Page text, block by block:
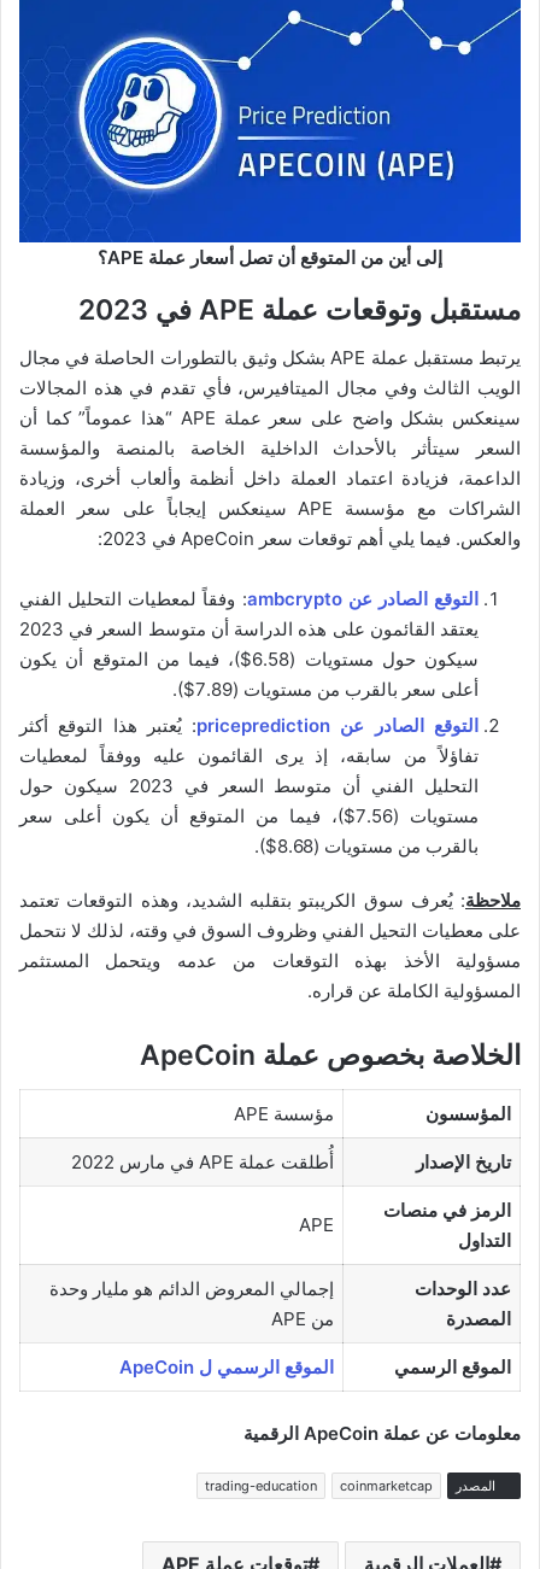
إلى أين من المتوقع أن تصل أسعار عملة APE؟
مستقبل وتوقعات عملة APE في 2023
يرتبط مستقبل عملة APE بشكل وثيق بالتطورات الحاصلة في مجال
الويب الثالث وفي مجال الميتافيرس، فأي تقدم في هذه المجالات
سينعكس بشكل واضح على سعر عملة APE “هذا عموماً” كما أن
السعر سيتأثر بالأحداث الداخلية الخاصة بالمنصة والمؤسسة
الداعمة، فزيادة اعتماد العملة داخل أنظمة وألعاب أخرى، وزيادة
الشراكات مع مؤسسة APE سينعكس إيجاباً على سعر العملة
والعكس. فيما يلي أهم توقعات سعر ApeCoin في 2023:
التوقع الصادر عن ambcrypto
: وفقاً لمعطيات التحليل الفني
يعتقد القائمون على هذه الدراسة أن متوسط السعر في 2023
سيكون حول مستويات (6.58$)، فيما من المتوقع أن يكون
أعلى سعر بالقرب من مستويات (7.89$).
التوقع الصادر عن priceprediction
: يُعتبر هذا التوقع أكثر
تفاؤلاً من سابقه، إذ يرى القائمون عليه ووفقاً لمعطيات
التحليل الفني أن متوسط السعر في 2023 سيكون حول
مستويات (7.56$)، فيما من المتوقع أن يكون أعلى سعر
بالقرب من مستويات (8.68$).
ملاحظة: يُعرف سوق الكريبتو بتقلبه الشديد، وهذه التوقعات تعتمد
على معطيات التحيل الفني وظروف السوق في وقته، لذلك لا نتحمل
مسؤولية الأخذ بهذه التوقعات من عدمه ويتحمل المستثمر
المسؤولية الكاملة عن قراره.
الخلاصة بخصوص عملة ApeCoin
المؤسسون مؤسسة APE
تاريخ الإصدار أُطلقت عملة APE في مارس 2022
الرمز في منصات
التداول
APE
عدد الوحدات
المصدرة
إجمالي المعروض الدائم هو مليار وحدة
من APE
الموقع الرسمي الموقع الرسمي ل ApeCoin
معلومات عن عملة ApeCoin الرقمية
المصدر coinmarketcap
trading-education